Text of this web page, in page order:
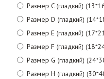
Размер C (гладкий)
Размер D (гладкий)
Размер E (гладкий)
Размер F (гладкий)
Размер G (гладкий)
Размер H (гладкий)